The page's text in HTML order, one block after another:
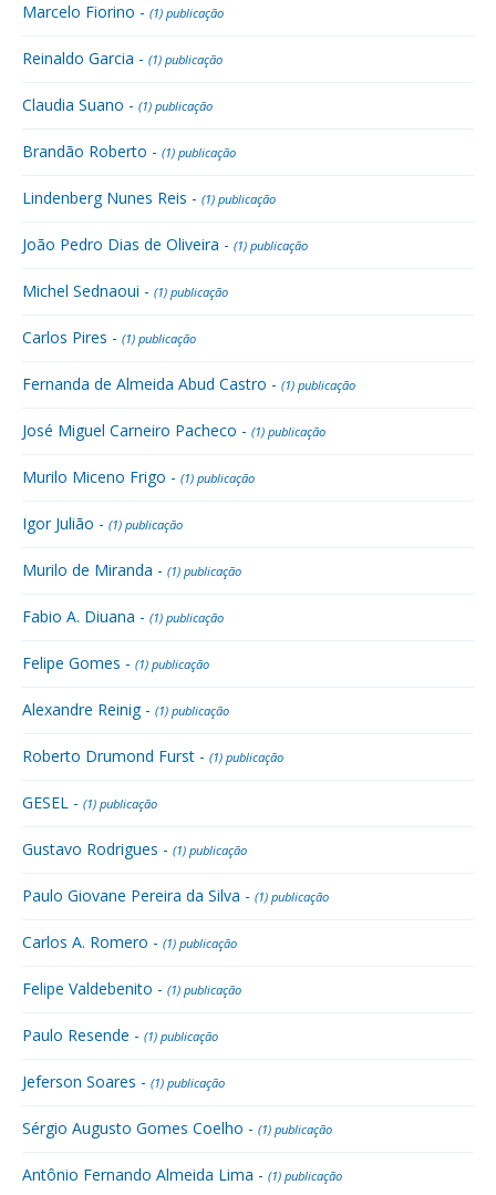
Marcelo Fiorino - (1) publicação
Reinaldo Garcia - (1) publicação
Claudia Suano - (1) publicação
Brandão Roberto - (1) publicação
Lindenberg Nunes Reis - (1) publicação
João Pedro Dias de Oliveira - (1) publicação
Michel Sednaoui - (1) publicação
Carlos Pires - (1) publicação
Fernanda de Almeida Abud Castro - (1) publicação
José Miguel Carneiro Pacheco - (1) publicação
Murilo Miceno Frigo - (1) publicação
Igor Julião - (1) publicação
Murilo de Miranda - (1) publicação
Fabio A. Diuana - (1) publicação
Felipe Gomes - (1) publicação
Alexandre Reinig - (1) publicação
Roberto Drumond Furst - (1) publicação
GESEL - (1) publicação
Gustavo Rodrigues - (1) publicação
Paulo Giovane Pereira da Silva - (1) publicação
Carlos A. Romero - (1) publicação
Felipe Valdebenito - (1) publicação
Paulo Resende - (1) publicação
Jeferson Soares - (1) publicação
Sérgio Augusto Gomes Coelho - (1) publicação
Antônio Fernando Almeida Lima - (1) publicação